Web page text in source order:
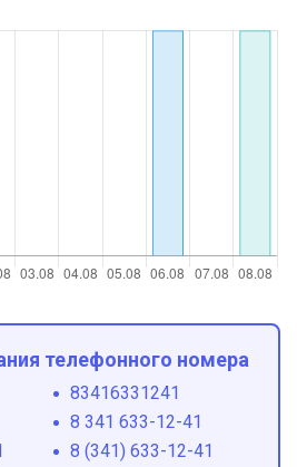
телефонного номера
83416331241
8 341 633-12-41
8 (341) 633-12-41